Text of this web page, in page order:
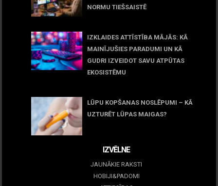
NORMU TIEŠSAISTĒ
IZKLAIDES ATTĪSTĪBA MĀJĀS: KĀ
MAINĪJUŠIES PARADUMI UN KĀ
GUDRI IZVEIDOT SAVU ATPŪTAS
EKOSISTĒMU
LŪPU KOPŠANAS NOSLĒPUMI – KĀ
UZTURĒT LŪPAS MAIGAS?
IZVĒLNE
JAUNĀKIE RAKSTI
HOBIJI&PADOMI